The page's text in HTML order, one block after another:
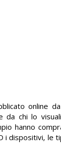
online
chi lo
hanno
dispositivi, le